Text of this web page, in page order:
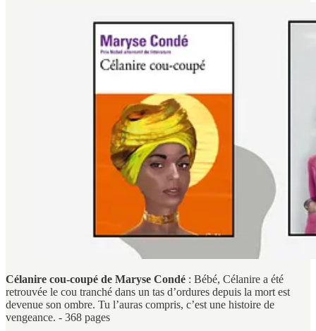
Célanire cou-coupé de Maryse Condé : Bébé, Célanire a été
retrouvée le cou tranché dans un tas d’ordures depuis la mort est
devenue son ombre. Tu l’auras compris, c’est une histoire de
vengeance. - 368 pages